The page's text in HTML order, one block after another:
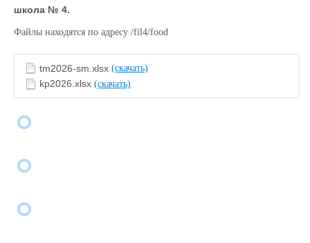
школа № 4.
Файлы находятся по адресу /fil4/food
tm2026-sm.xlsx (скачать)
kp2026.xlsx (скачать)